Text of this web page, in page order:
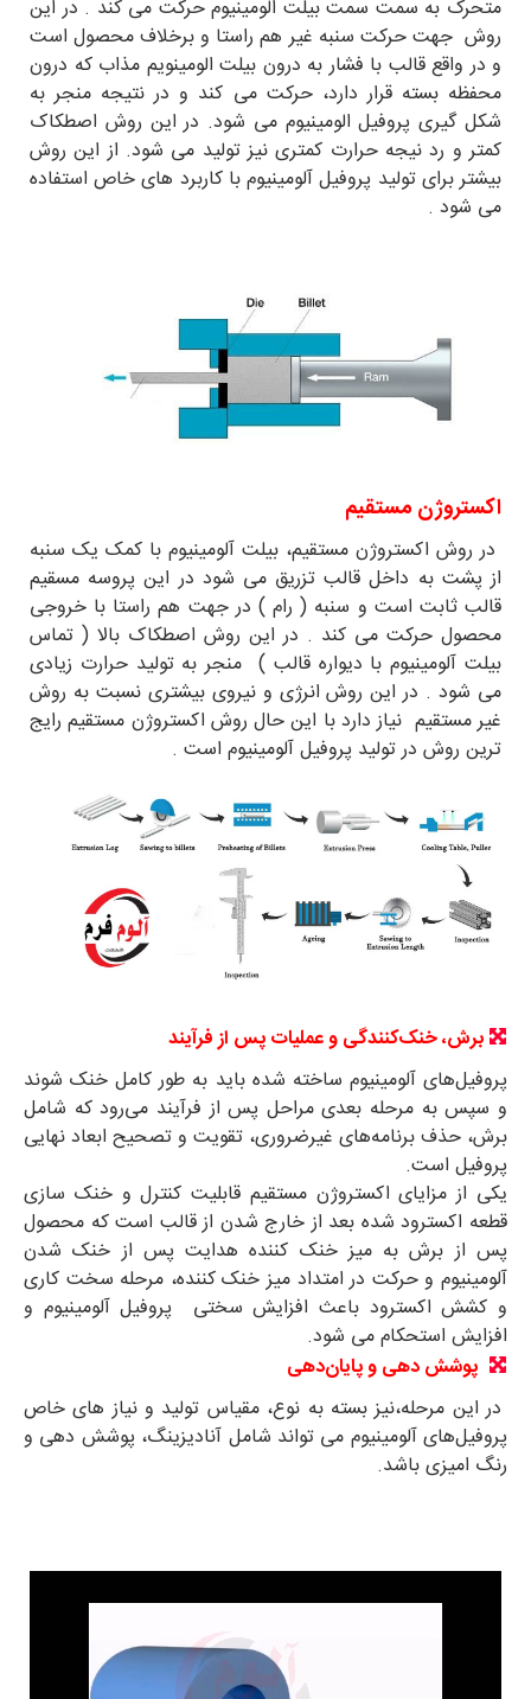
متحرک به سمت سمت بیلت الومینیوم حرکت می کند . در این
روش جهت حرکت سنبه غیر هم راستا و برخلاف محصول است
و در واقع قالب با فشار به درون بیلت الومینویم مذاب که درون
محفظه بسته قرار دارد، حرکت می کند و در نتیجه منجر به
شکل گیری پروفیل الومینیوم می شود. در این روش اصطکاک
کمتر و رد نیجه حرارت کمتری نیز تولید می شود. از این روش
بیشتر برای تولید پروفیل آلومینیوم با کاربرد های خاص استفاده
می شود .
اکستروژن مستقیم
در روش اکستروژن مستقیم، بیلت آلومینیوم با کمک یک سنبه
از پشت به داخل قالب تزریق می شود در این پروسه مسقیم
قالب ثابت است و سنبه ( رام ) در جهت هم راستا با خروجی
محصول حرکت می کند . در این روش اصطکاک بالا ( تماس
بیلت آلومینیوم با دیواره قالب ) منجر به تولید حرارت زیادی
می شود . در این روش انرژی و نیروی بیشتری نسبت به روش
غیر مستقیم نیاز دارد با این حال روش اکستروژن مستقیم رایج
ترین روش در تولید پروفیل آلومینیوم است .
برش، خنک‌کنندگی و عملیات پس از فرآیند
پروفیل‌های آلومینیوم ساخته شده باید به طور کامل خنک شوند
و سپس به مرحله بعدی مراحل پس از فرآیند می‌رود که شامل
برش، حذف برنامه‌های غیرضروری، تقویت و تصحیح ابعاد نهایی
پروفیل است.
یکی از مزایای اکستروژن مستقیم قابلیت کنترل و خنک سازی
قطعه اکسترود شده بعد از خارج شدن از قالب است که محصول
پس از برش به میز خنک کننده هدایت پس از خنک شدن
آلومینیوم و حرکت در امتداد میز خنک کننده، مرحله سخت کاری
و کشش اکسترود باعث افزایش سختی پروفیل آلومینیوم و
افزایش استحکام می شود.
پوشش دهی و پایان‌دهی
در این مرحله،نیز بسته به نوع، مقیاس تولید و نیاز های خاص
پروفیل‌های آلومینیوم می تواند شامل آنادیزینگ، پوشش دهی و
رنگ امیزی باشد.